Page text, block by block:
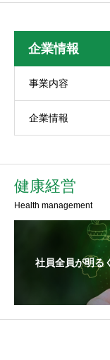
企業情報
事業内容
企業情報
健康経営
Health management
社員全員が明る